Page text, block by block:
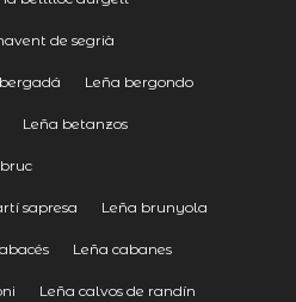
de segrià
Leña bergondo
Leña betanzos
sapresa Leña brunyola
Leña cabanes
Leña calvos de randín